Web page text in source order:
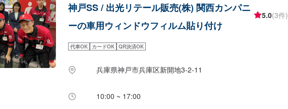
神戸SS / 出光リテール販売(株) 関西カンパニ
ーの車用ウィンドウフィルム貼り付け
5.0(3件)
代車OK カードOK QR決済OK
兵庫県神戸市兵庫区新開地3-2-11
10:00 ~ 17:00